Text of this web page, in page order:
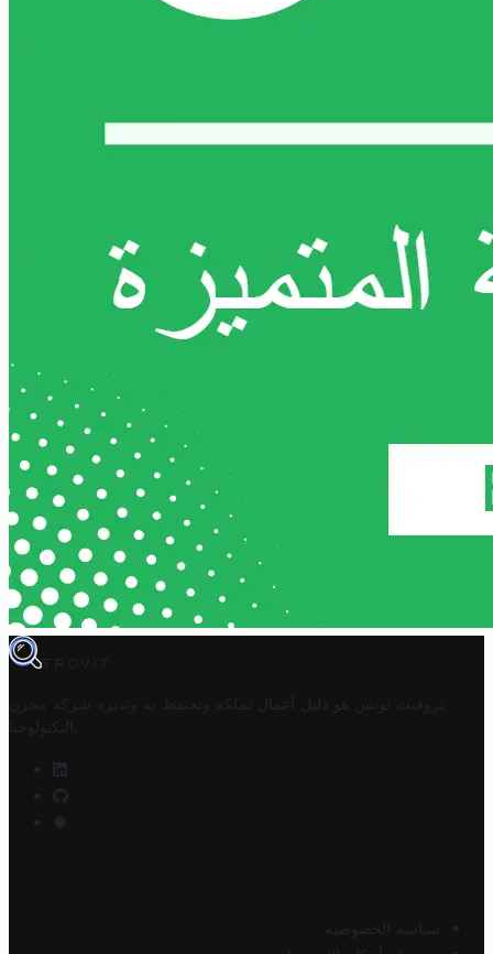
TROVIT
تروفيت تونس هو دليل أعمال تملكه وتحتفظ به وتديره
شركة مخزن
التكنولوجيا
سياسة الخصوصية